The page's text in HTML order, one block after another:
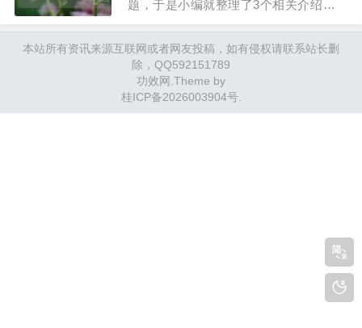
题，于是小编就整理了3个相关介绍榛子
吧。文章目录：榛子仁的功效与作用 榛
子仁有什么功效榛子的功效与作用榛子的
功效与作用有哪些?一、榛子仁的功效与
作用 榛子仁有什么功效榛子仁的功效与
本站所有资讯来源互联网或者网友投稿，如有侵权请联系站长删
除，QQ592151789
功效网 .Theme by
桂ICP备2026003904号.